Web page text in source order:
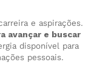
e aspirações.
avançar e buscar
disponível para
pessoais.